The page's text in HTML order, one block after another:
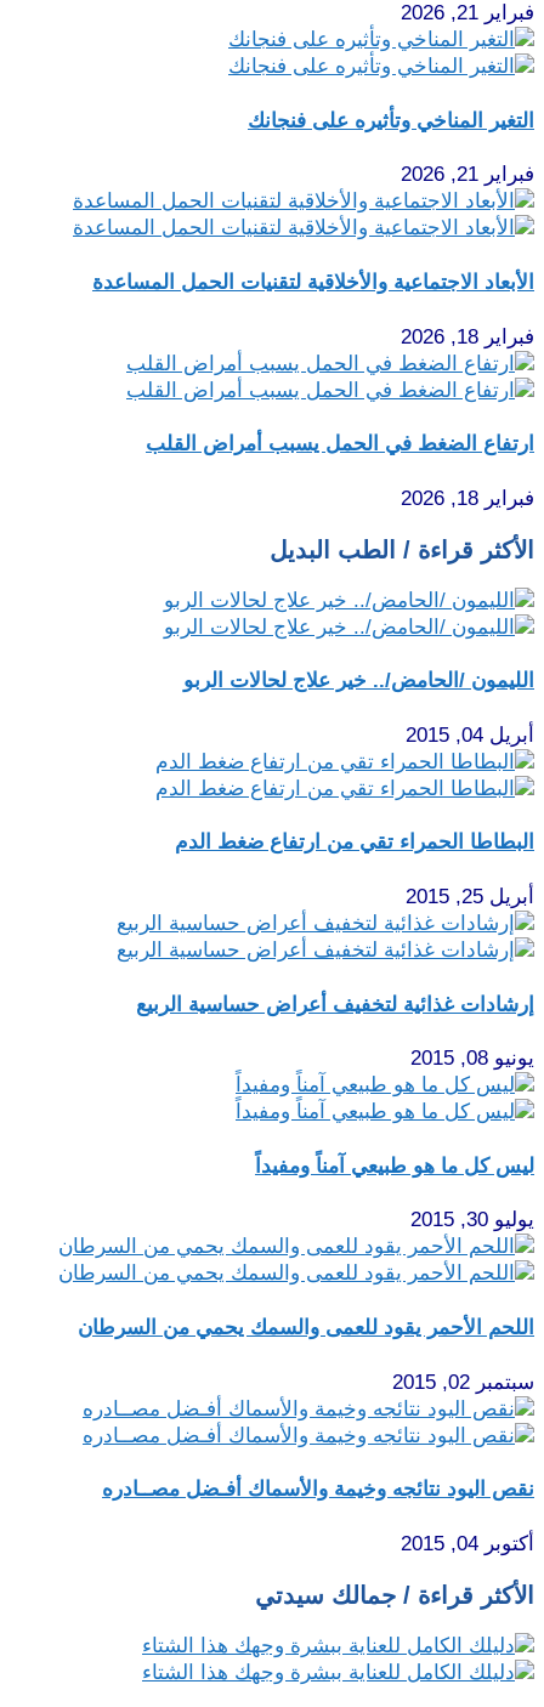
فبراير 21, 2026
التغير المناخي وتأثيره على فنجانك
فبراير 21, 2026
الأبعاد الاجتماعية والأخلاقية لتقنيات الحمل المساعدة
فبراير 18, 2026
ارتفاع الضغط في الحمل يسبب أمراض القلب
فبراير 18, 2026
الأكثر قراءة / الطب البديل
الليمون /الحامض/.. خير علاج لحالات الربو
أبريل 04, 2015
البطاطا الحمراء تقي من ارتفاع ضغط الدم
أبريل 25, 2015
إرشادات غذائية لتخفيف أعراض حساسية الربيع
يونيو 08, 2015
ليس كل ما هو طبيعي آمناً ومفيداً
يوليو 30, 2015
اللحم الأحمر يقود للعمى والسمك يحمي من السرطان
سبتمبر 02, 2015
نقص اليود نتائجه وخيمة والأسماك أفـضل مصــادره
أكتوبر 04, 2015
الأكثر قراءة / جمالك سيدتي